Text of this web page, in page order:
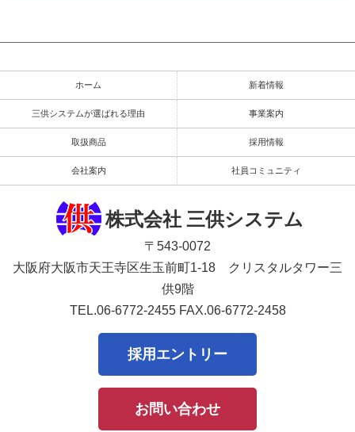
ホーム 新着情報
三供システムが選ばれる理由 事業案内
取扱商品 採用情報
会社案内 社員コミュニティ
株式会社 三供システム
〒543-0072
大阪府大阪市天王寺区生玉前町1-18 クリスタルタワー三
供9階
TEL.06-6772-2455FAX.06-6772-2458
採用エントリー
お問い合わせ